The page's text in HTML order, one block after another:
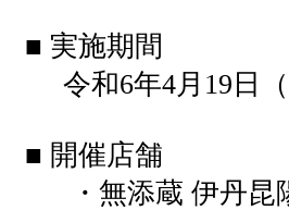
■ 実施期間
令和6年4月19日（
■ 開催店舗
・無添蔵 伊丹昆陽